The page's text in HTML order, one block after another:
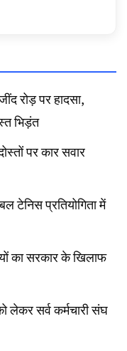
रोड़ पर हादसा,
भिड़ंत
पर कार सवार
टेनिस प्रतियोगिता में
का सरकार के खिलाफ
लेकर सर्व कर्मचारी संघ